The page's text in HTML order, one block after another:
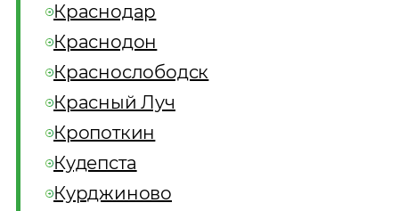
Краснодар
Краснодон
Краснослободск
Красный Луч
Кропоткин
Кудепста
Курджиново